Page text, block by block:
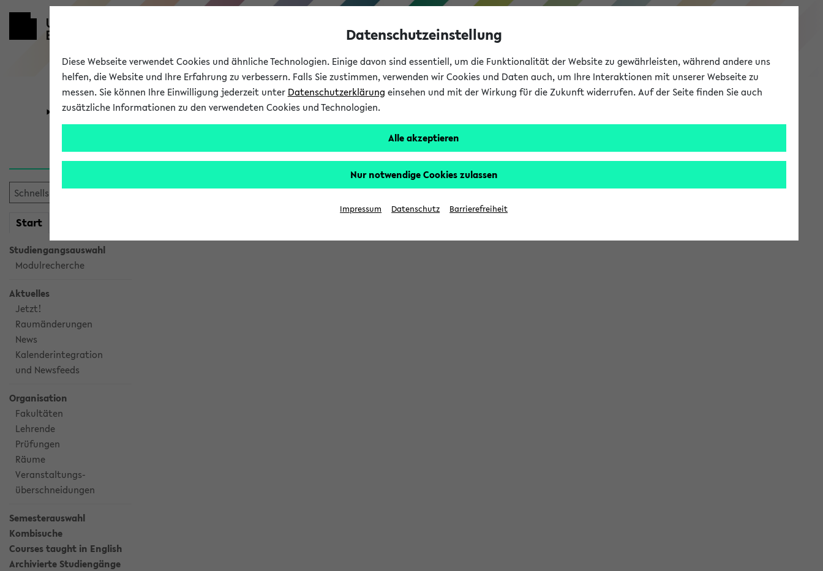
eKVV
Universität Forschung Studium
Start
Studiengangsauswahl
Modulrecherche
Aktuelles
Jetzt!
Raumänderungen
News
Kalenderintegration
und Newsfeeds
Organisation
Fakultäten
Lehrende
Prüfungen
Räume
Veranstaltungs-
überschneidungen
Semesterauswahl
Kombisuche
Courses taught in English
Archivierte Studiengänge
Verlauf
Datenschutzeinstellung
Diese Webseite verwendet Cookies und ähnliche Technologien. Einige davon sind essentiell, um die Funktionalität der Website zu gewährleisten, während andere uns
helfen, die Website und Ihre Erfahrung zu verbessern. Falls Sie zustimmen, verwenden wir Cookies und Daten auch, um Ihre Interaktionen mit unserer Webseite zu
messen. Sie können Ihre Einwilligung jederzeit unter Datenschutzerklärung einsehen und mit der Wirkung für die Zukunft widerrufen. Auf der Seite finden Sie auch
zusätzliche Informationen zu den verwendeten Cookies und Technologien.
Alle akzeptieren
Nur notwendige Cookies zulassen
Impressum Datenschutz Barrierefreiheit